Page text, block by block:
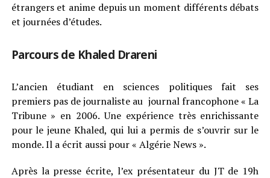
étrangers et anime depuis un moment différents débats
et journées d’études.
Parcours de Khaled Drareni
L’ancien étudiant en sciences politiques fait ses
premiers pas de journaliste au journal francophone « La
Tribune » en 2006. Une expérience très enrichissante
pour le jeune Khaled, qui lui a permis de s’ouvrir sur le
monde. Il a écrit aussi pour « Algérie News ».
Après la presse écrite, l’ex présentateur du JT de 19h